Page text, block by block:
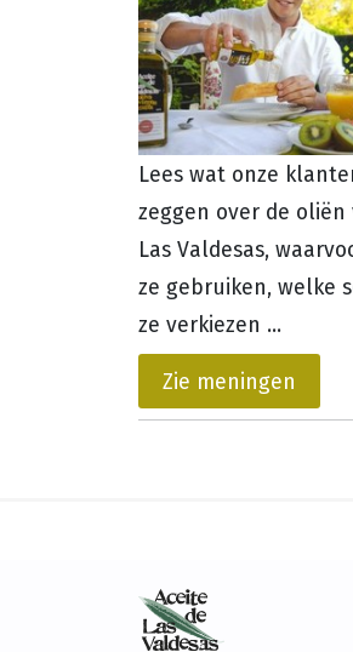
Lees wat onze
zeggen over de oliën
Las Valdesas,
ze gebruiken, welke
ze verkiezen ...
Zie meningen